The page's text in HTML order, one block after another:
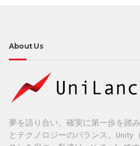
About Us
夢を語り合い、確実に第一歩を踏
とテクノロジーのバランス。Unity